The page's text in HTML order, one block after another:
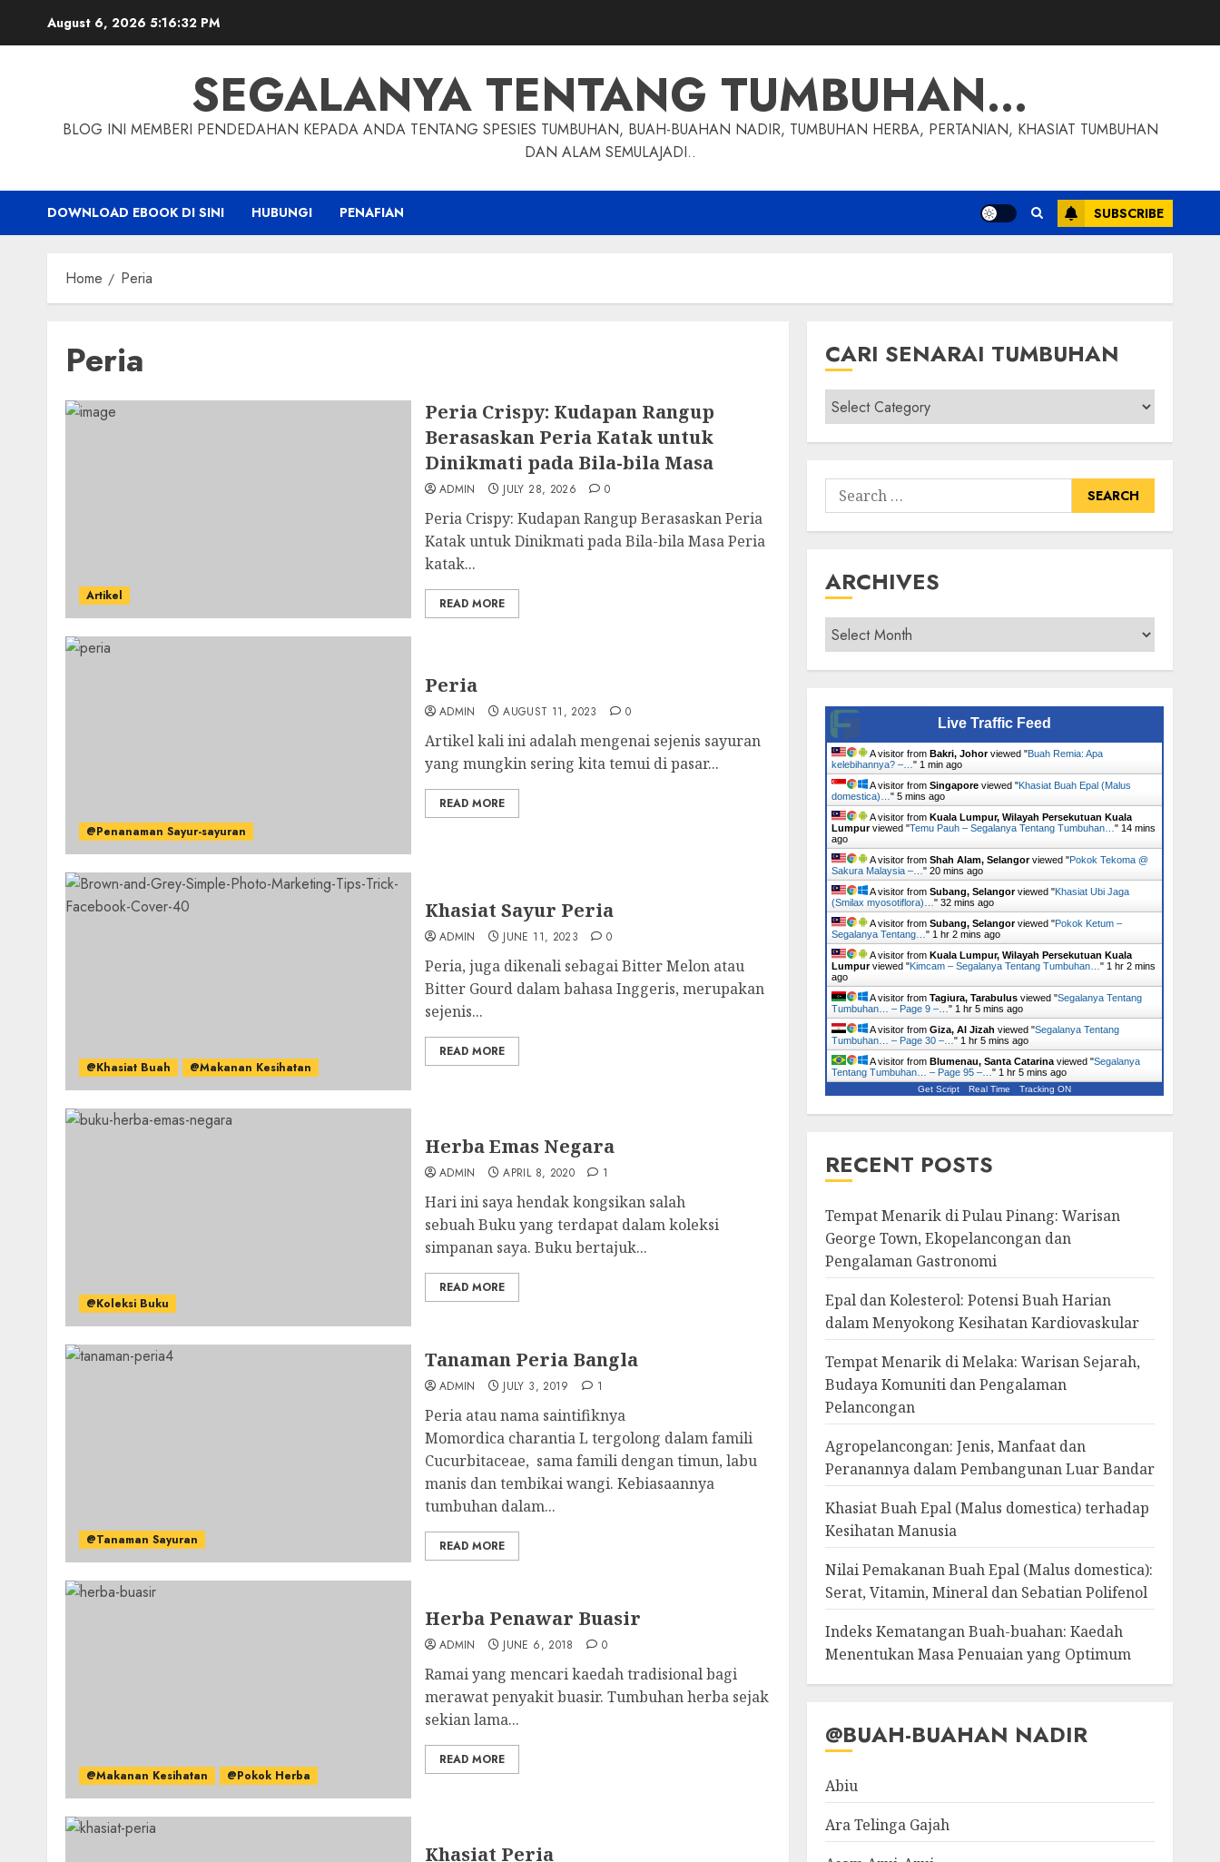
August 6, 2026 5:16:33 PM
SEGALANYA TENTANG TUMBUHAN…
BLOG INI MEMBERI PENDEDAHAN KEPADA ANDA TENTANG SPESIES TUMBUHAN, BUAH-BUAHAN NADIR, TUMBUHAN HERBA, PERTANIAN, KHASIAT TUMBUHAN
DAN ALAM SEMULAJADI..
DOWNLOAD EBOOK DI SINI HUBUNGI PENAFIAN SUBSCRIBE
Home Peria
Peria
Artikel
Peria Crispy: Kudapan Rangup
Berasaskan Peria Katak untuk
Dinikmati pada Bila-bila Masa
ADMIN JULY 28, 2026 0
Peria Crispy: Kudapan Rangup Berasaskan Peria
Katak untuk Dinikmati pada Bila-bila Masa Peria
katak...
READ MORE
@Penanaman Sayur-sayuran
Peria
ADMIN AUGUST 11, 2023 0
Artikel kali ini adalah mengenai sejenis sayuran
yang mungkin sering kita temui di pasar...
READ MORE
@Khasiat Buah @Makanan Kesihatan
Khasiat Sayur Peria
ADMIN JUNE 11, 2023 0
Peria, juga dikenali sebagai Bitter Melon atau
Bitter Gourd dalam bahasa Inggeris, merupakan
sejenis...
READ MORE
@Koleksi Buku
Herba Emas Negara
ADMIN APRIL 8, 2020 1
Hari ini saya hendak kongsikan salah
sebuah Buku yang terdapat dalam koleksi
simpanan saya. Buku bertajuk...
READ MORE
@Tanaman Sayuran
Tanaman Peria Bangla
ADMIN JULY 3, 2019 1
Peria atau nama saintifiknya
Momordica charantia L tergolong dalam famili
Cucurbitaceae, sama famili dengan timun, labu
manis dan tembikai wangi. Kebiasaannya
tumbuhan dalam...
READ MORE
@Makanan Kesihatan @Pokok Herba
Herba Penawar Buasir
ADMIN JUNE 6, 2018 0
Ramai yang mencari kaedah tradisional bagi
merawat penyakit buasir. Tumbuhan herba sejak
sekian lama...
READ MORE
Khasiat Peria
CARI SENARAI TUMBUHAN
Cari
Senarai
Tumbuhan
Search
for:
ARCHIVES
Archives
Live Traffic Feed
A visitor from Bakri, Johorviewed "Buah Remia: Apa
kelebihannya? –… " 1 min ago
A visitor from Singaporeviewed "Khasiat Buah Epal (Malus
domestica)… " 5 mins ago
A visitor from Kuala Lumpur, Wilayah Persekutuan Kuala
Lumpurviewed "Temu Pauh – Segalanya Tentang Tumbuhan… " 14 mins
ago
A visitor from Shah Alam, Selangorviewed "Pokok Tekoma @
Sakura Malaysia –… " 20 mins ago
A visitor from Subang, Selangorviewed "Khasiat Ubi Jaga
(Smilax myosotiflora)… " 32 mins ago
A visitor from Subang, Selangorviewed "Pokok Ketum –
Segalanya Tentang… " 1 hr 2 mins ago
A visitor from Kuala Lumpur, Wilayah Persekutuan Kuala
Lumpurviewed "Kimcam – Segalanya Tentang Tumbuhan… " 1 hr 2 mins
ago
A visitor from Tagiura, Tarabulusviewed "Segalanya Tentang
Tumbuhan… – Page 9 –… " 1 hr 5 mins ago
A visitor from Giza, Al Jizah viewed "Segalanya Tentang
Tumbuhan… – Page 30 –… " 1 hr 5 mins ago
A visitor from Blumenau, Santa Catarinaviewed "Segalanya
Tentang Tumbuhan… – Page 95 –… " 1 hr 5 mins ago
Get Script Real Time Tracking ON
RECENT POSTS
Tempat Menarik di Pulau Pinang: Warisan
George Town, Ekopelancongan dan
Pengalaman Gastronomi
Epal dan Kolesterol: Potensi Buah Harian
dalam Menyokong Kesihatan Kardiovaskular
Tempat Menarik di Melaka: Warisan Sejarah,
Budaya Komuniti dan Pengalaman
Pelancongan
Agropelancongan: Jenis, Manfaat dan
Peranannya dalam Pembangunan Luar Bandar
Khasiat Buah Epal (Malus domestica) terhadap
Kesihatan Manusia
Nilai Pemakanan Buah Epal (Malus domestica):
Serat, Vitamin, Mineral dan Sebatian Polifenol
Indeks Kematangan Buah-buahan: Kaedah
Menentukan Masa Penuaian yang Optimum
@BUAH-BUAHAN NADIR
Abiu
Ara Telinga Gajah